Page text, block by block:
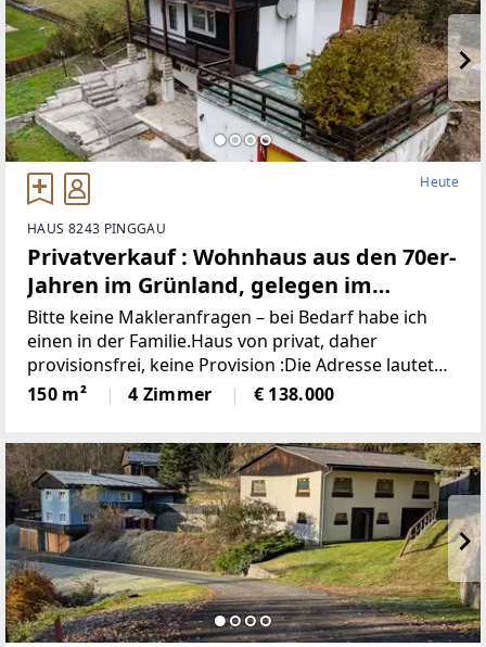
Heute
HAUS 8243 PINGGAU
Privatverkauf : Wohnhaus aus den 70er-
Jahren im Grünland, gelegen im
idyllischen Wechselgebiet
(Provisionsfrei)
Bitte keine Makleranfragen – bei Bedarf habe ich
einen in der Familie.Haus von privat, daher
provisionsfrei, keine Provision :Die Adresse lautet
“8243 Pinggau, Wiesenhöf 43“. Achtung : in
manchen Navis(auch
150 m² 4 Zimmer € 138.000